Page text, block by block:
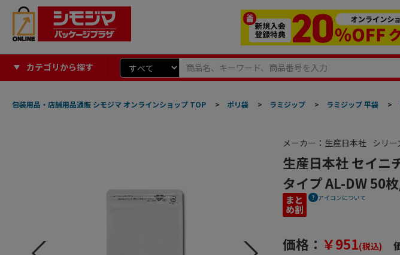
カテゴリから探す
包装用品・店舗用品通販 シモジマ オンラインショップ TOP > ポリ袋 > ラミジップ > ラミジップ 平袋 >
メーカー：生産日本社 シリ
生産日本社 セイニ
タイプ AL-DW 50
アイコンについて
価格： ￥951(税込)